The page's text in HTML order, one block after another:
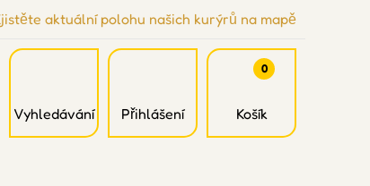
aktuální polohu našich kurýrů na mapě
Vyhledávání Přihlášení
0
Košík